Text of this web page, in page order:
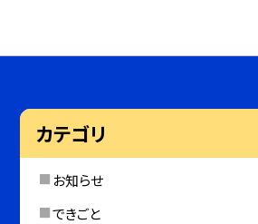
カテゴリ
お知らせ
できごと